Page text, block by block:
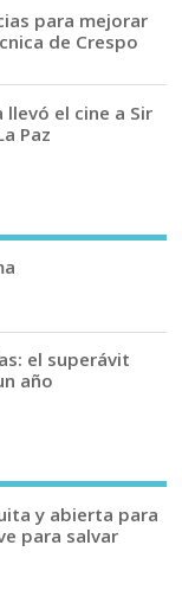
para mejorar
de Crespo
llevó el cine a Sir
Paz
el superávit
año
y abierta para
para salvar